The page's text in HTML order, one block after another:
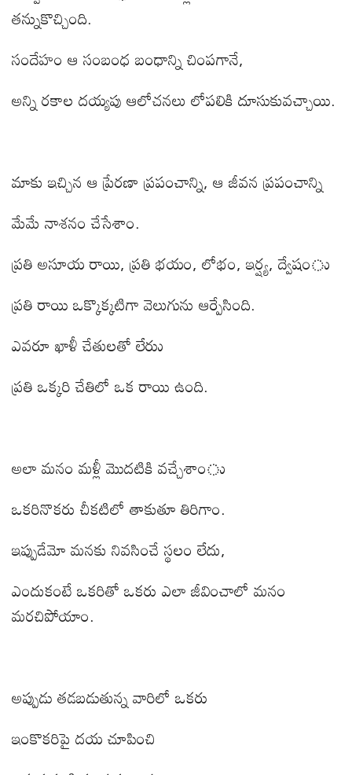
తన్నుకొచ్చింది.
సందేహం ఆ సంబంధ బంధాన్ని చింపగానే,
అన్ని రకాల దయ్యపు ఆలోచనలు లోపలికి దూసుకువచ్చాయి.
మాకు ఇచ్చిన ఆ ప్రేరణా ప్రపంచాన్ని, ఆ జీవన ప్రపంచాన్ని
మేమే నాశనం చేసేశాం.
ప్రతి అసూయ రాయి, ప్రతి భయం, లోభం, ఇర్ష్య,ద్వేషంు
ప్రతి రాయి ఒక్కొక్కటిగా వెలుగును ఆర్పేసింది.
ఎవరూ ఖాళీ చేతులతో లేరుు
ప్రతి ఒక్కరి చేతిలో ఒక రాయి ఉంది.
అలా మనం మళ్లీ మొదటికి వచ్చేశాంు
ఒకరినొకరు చీకటిలో తాకుతూ తిరిగాం.
ఇప్పుడేమో మనకు నివసించే స్థలం లేదు,
ఎందుకంటే ఒకరితో ఒకరు ఎలా జీవించాలో మనం
మరచిపోయాం.
అప్పుడు తడబడుతున్న వారిలో ఒకరు
ఇంకొకరిపై దయ చూపించి